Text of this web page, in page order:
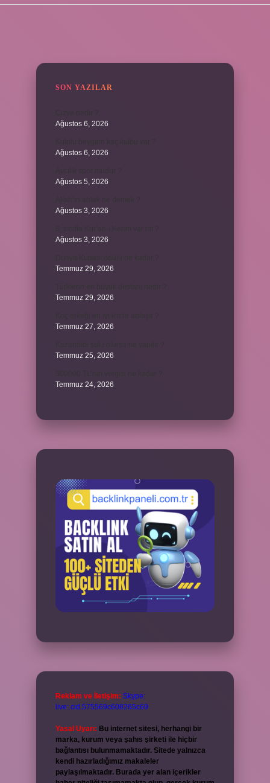
SON YAZILAR
Ağustos 6, 2026
Ağustos 6, 2026
Ağustos 5, 2026
Ağustos 3, 2026
Ağustos 3, 2026
Temmuz 29, 2026
Temmuz 29, 2026
Temmuz 27, 2026
Temmuz 25, 2026
Temmuz 24, 2026
Reklam ve İletişim: Skype:
live:.cid.575569c608265c69
Yasal Uyarı: Bu internet sitesi, herhangi bir
marka, kurum veya şahıs şirketi ile hiçbir
bağlantısı bulunmamaktadır. Sitede yalnızca
kendi hazırladığımız makaleler
paylaşılmaktadır. Burada yer alan içerikler